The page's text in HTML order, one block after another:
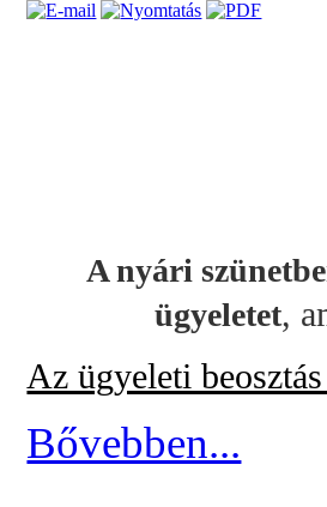
A nyári
ügyeletet,
Az ügyeleti
Bővebben...